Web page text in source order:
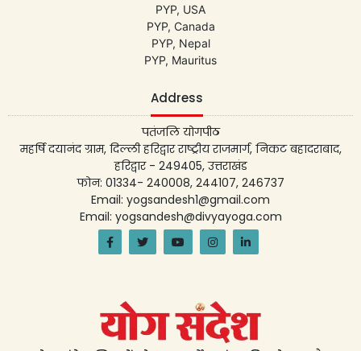
PYP, USA
PYP, Canada
PYP, Nepal
PYP, Mauritus
Address
पतंजलि योगपीठ
महर्षि दयानंद ग्राम, दिल्ली हरिद्वार राष्ट्रीय राजमार्ग, निकट बहादराबाद,
हरिद्वार - 249405, उत्तराखंड
फोन: 01334- 240008, 244107, 246737
Email: yogsandesh1@gmail.com
Email: yogsandesh@divyayoga.com